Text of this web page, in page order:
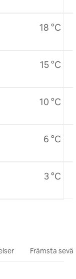
18 °C
15 °C
10 °C
6 °C
3 °C
Främsta